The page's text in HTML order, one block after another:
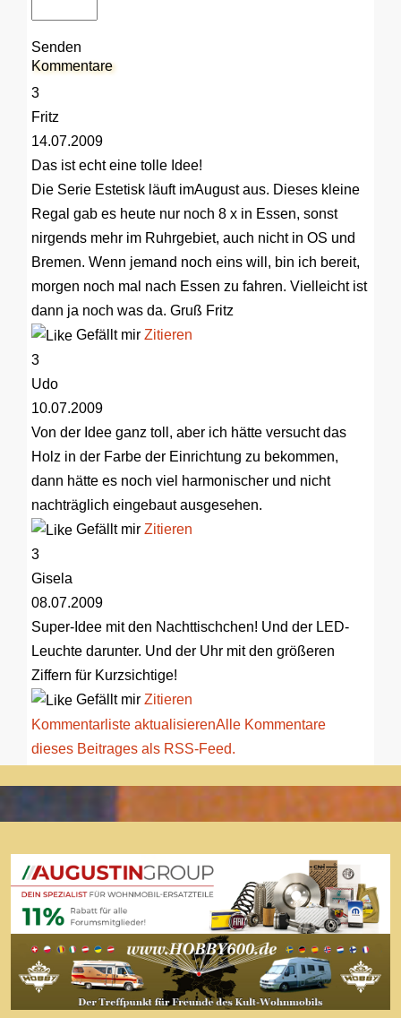
Senden
Kommentare
3
Fritz
14.07.2009
Das ist echt eine tolle Idee!
Die Serie Estetisk läuft imAugust aus. Dieses kleine
Regal gab es heute nur noch 8 x in Essen, sonst
nirgends mehr im Ruhrgebiet, auch nicht in OS und
Bremen. Wenn jemand noch eins will, bin ich bereit,
morgen noch mal nach Essen zu fahren. Vielleicht ist
dann ja noch was da. Gruß Fritz
Gefällt mir Zitieren
3
Udo
10.07.2009
Von der Idee ganz toll, aber ich hätte versucht das
Holz in der Farbe der Einrichtung zu bekommen,
dann hätte es noch viel harmonischer und nicht
nachträglich eingebaut ausgesehen.
Gefällt mir Zitieren
3
Gisela
08.07.2009
Super-Idee mit den Nachttischchen! Und der LED-
Leuchte darunter. Und der Uhr mit den größeren
Ziffern für Kurzsichtige!
Gefällt mir Zitieren
Kommentarliste aktualisierenAlle Kommentare
dieses Beitrages als RSS-Feed.